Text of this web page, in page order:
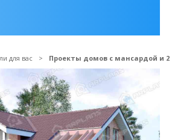
для вас Проекты домов с мансардой и